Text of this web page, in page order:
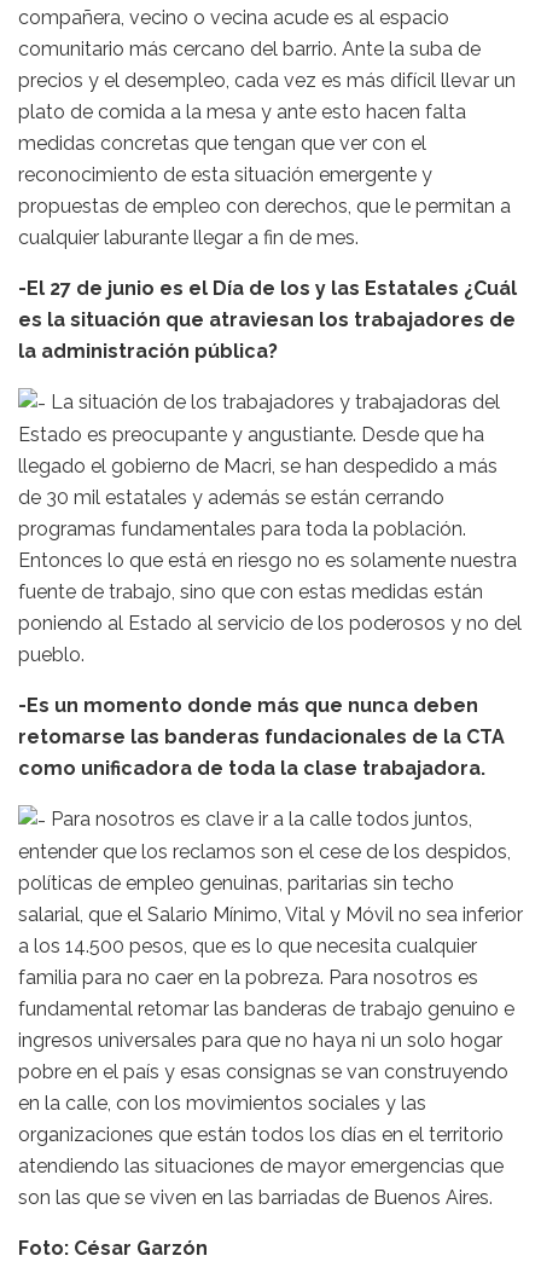
compañera, vecino o vecina acude es al espacio
comunitario más cercano del barrio. Ante la suba de
precios y el desempleo, cada vez es más difícil llevar un
plato de comida a la mesa y ante esto hacen falta
medidas concretas que tengan que ver con el
reconocimiento de esta situación emergente y
propuestas de empleo con derechos, que le permitan a
cualquier laburante llegar a fin de mes.
-El 27 de junio es el Día de los y las Estatales ¿Cuál
es la situación que atraviesan los trabajadores de
la administración pública?
La situación de los trabajadores y trabajadoras del
Estado es preocupante y angustiante. Desde que ha
llegado el gobierno de Macri, se han despedido a más
de 30 mil estatales y además se están cerrando
programas fundamentales para toda la población.
Entonces lo que está en riesgo no es solamente nuestra
fuente de trabajo, sino que con estas medidas están
poniendo al Estado al servicio de los poderosos y no del
pueblo.
-Es un momento donde más que nunca deben
retomarse las banderas fundacionales de la CTA
como unificadora de toda la clase trabajadora.
Para nosotros es clave ir a la calle todos juntos,
entender que los reclamos son el cese de los despidos,
políticas de empleo genuinas, paritarias sin techo
salarial, que el Salario Mínimo, Vital y Móvil no sea inferior
a los 14.500 pesos, que es lo que necesita cualquier
familia para no caer en la pobreza. Para nosotros es
fundamental retomar las banderas de trabajo genuino e
ingresos universales para que no haya ni un solo hogar
pobre en el país y esas consignas se van construyendo
en la calle, con los movimientos sociales y las
organizaciones que están todos los días en el territorio
atendiendo las situaciones de mayor emergencias que
son las que se viven en las barriadas de Buenos Aires.
Foto: César Garzón